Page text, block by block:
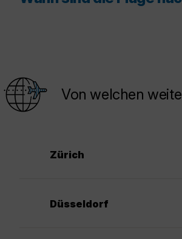
Von welchen
Zürich
Düsseldorf